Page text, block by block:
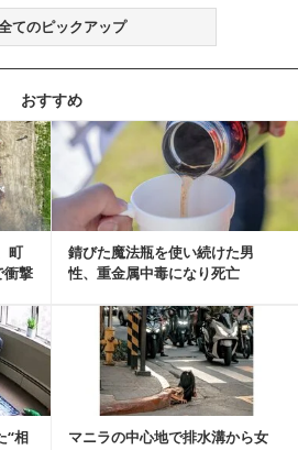
てのピックアップ
おすすめ
町
衝撃
錆びた魔法瓶を使い続けた男
性、重金属中毒になり死亡
読む
“相
マニラの中心地で排水溝から女
読む